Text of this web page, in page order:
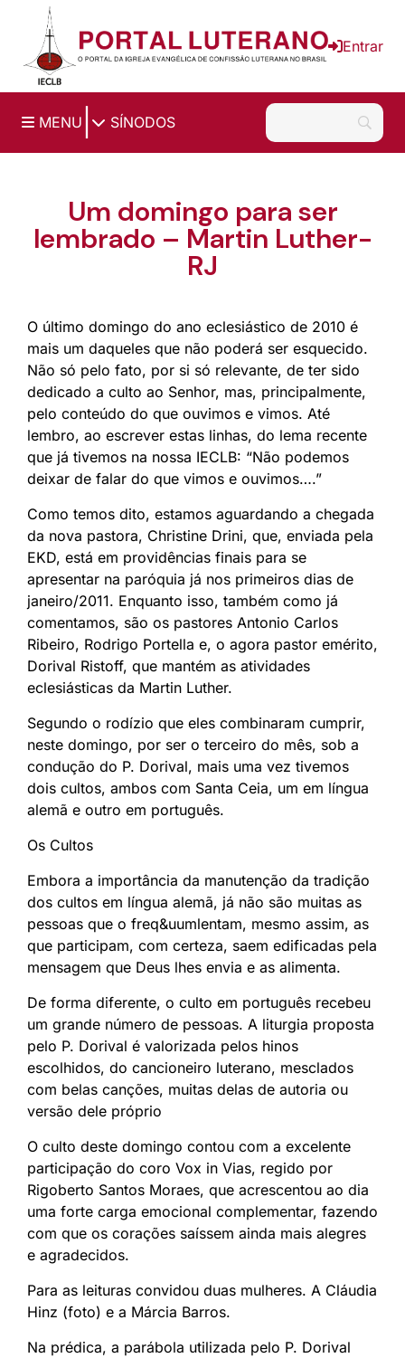
Ir para o conteúdo principal
Entrar
MENU SÍNODOS
Um domingo para ser
lembrado – Martin Luther-
RJ
O último domingo do ano eclesiástico de 2010 é
mais um daqueles que não poderá ser esquecido.
Não só pelo fato, por si só relevante, de ter sido
dedicado a culto ao Senhor, mas, principalmente,
pelo conteúdo do que ouvimos e vimos. Até
lembro, ao escrever estas linhas, do lema recente
que já tivemos na nossa IECLB: “Não podemos
deixar de falar do que vimos e ouvimos….”
Como temos dito, estamos aguardando a chegada
da nova pastora, Christine Drini, que, enviada pela
EKD, está em providências finais para se
apresentar na paróquia já nos primeiros dias de
janeiro/2011. Enquanto isso, também como já
comentamos, são os pastores Antonio Carlos
Ribeiro, Rodrigo Portella e, o agora pastor emérito,
Dorival Ristoff, que mantém as atividades
eclesiásticas da Martin Luther.
Segundo o rodízio que eles combinaram cumprir,
neste domingo, por ser o terceiro do mês, sob a
condução do P. Dorival, mais uma vez tivemos
dois cultos, ambos com Santa Ceia, um em língua
alemã e outro em português.
Os Cultos
Embora a importância da manutenção da tradição
dos cultos em língua alemã, já não são muitas as
pessoas que o freq&uumlentam, mesmo assim, as
que participam, com certeza, saem edificadas pela
mensagem que Deus lhes envia e as alimenta.
De forma diferente, o culto em português recebeu
um grande número de pessoas. A liturgia proposta
pelo P. Dorival é valorizada pelos hinos
escolhidos, do cancioneiro luterano, mesclados
com belas canções, muitas delas de autoria ou
versão dele próprio
O culto deste domingo contou com a excelente
participação do coro Vox in Vias, regido por
Rigoberto Santos Moraes, que acrescentou ao dia
uma forte carga emocional complementar, fazendo
com que os corações saíssem ainda mais alegres
e agradecidos.
Para as leituras convidou duas mulheres. A Cláudia
Hinz (foto) e a Márcia Barros.
Na prédica, a parábola utilizada pelo P. Dorival